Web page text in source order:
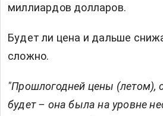
миллиардов долларов.
Будет ли цена и дальше
сложно.
"Прошлогодней цены (летом),
будет – она была на уровне